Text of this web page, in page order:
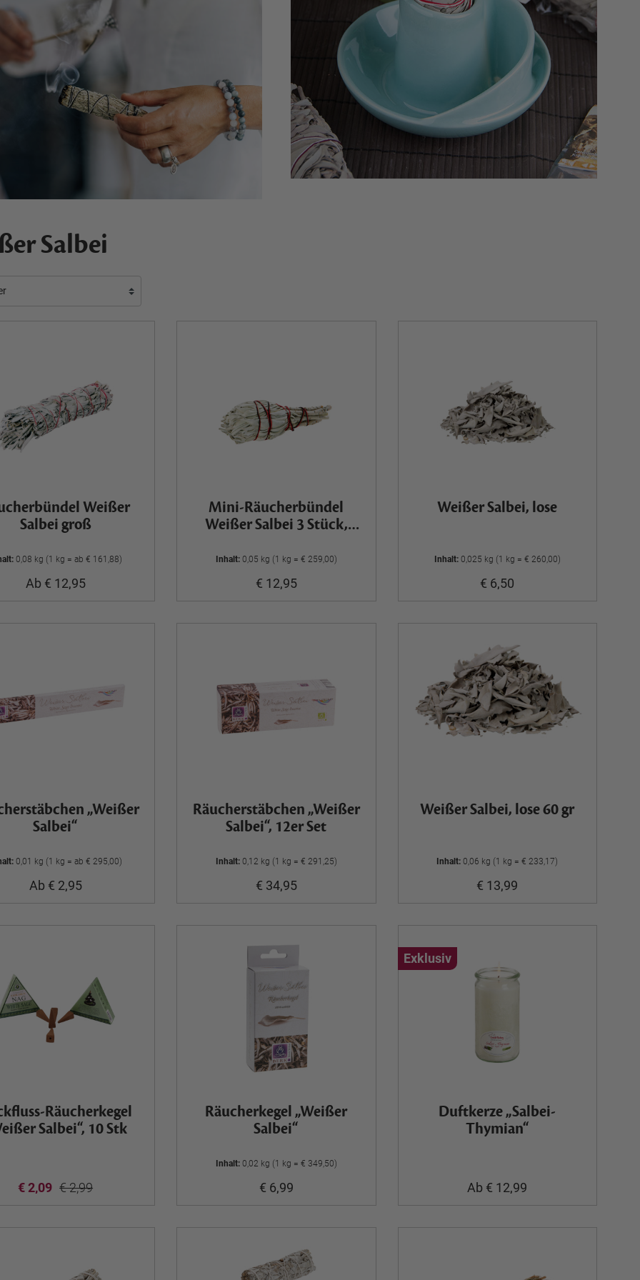
Salbei
Weißer
Salbei groß
0,08 kg (1 kg = ab € 161,88)
Ab € 12,95
Mini-Räucherbündel
Weißer Salbei 3 Stück,
Inhalt: 0,05 kg (1 kg = € 259,00)
€ 12,95
Weißer Salbei, lose
Inhalt: 0,025 kg (1 kg = € 260,00)
€ 6,50
„Weißer
Salbei“
0,01 kg (1 kg = ab € 295,00)
Ab € 2,95
Räucherstäbchen „Weißer
Salbei“, 12er Set
Inhalt: 0,12 kg (1 kg = € 291,25)
€ 34,95
Weißer Salbei, lose 60 gr
Inhalt:0,06 kg (1 kg = € 233,17)
€ 13,99
Räucherkegel
Salbei“, 10 Stk
€ 2,09 € 2,99
Räucherkegel „Weißer
Salbei“
Inhalt: 0,02 kg (1 kg = € 349,50)
€ 6,99
Exklusiv
Duftkerze „Salbei-
Thymian“
Ab € 12,99